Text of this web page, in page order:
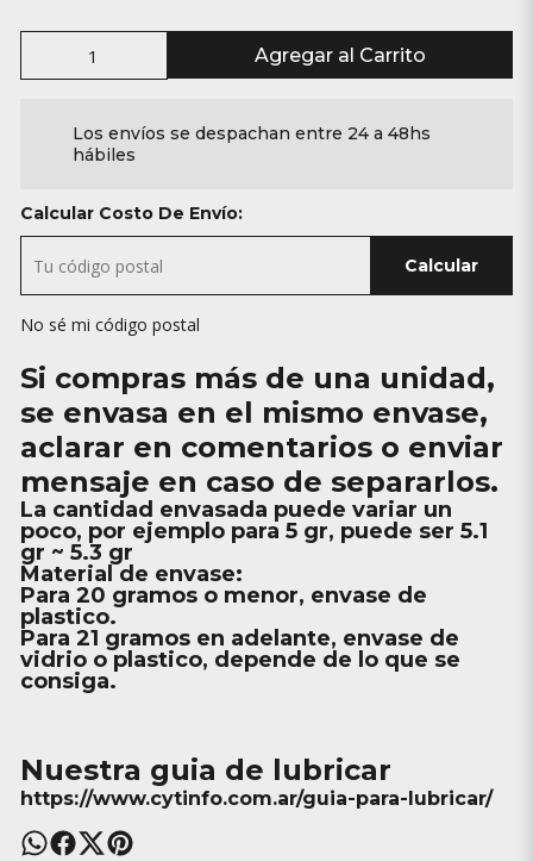
Agregar al Carrito
Los envíos se despachan entre 24 a 48hs
hábiles
Calcular Costo De Envío:
Calcular
No sé mi código postal
Si compras más de una unidad,
se envasa en el mismo envase,
aclarar en comentarios o enviar
mensaje en caso de separarlos.
La cantidad envasada puede variar un
poco, por ejemplo para 5 gr, puede ser 5.1
gr ~ 5.3 gr
Material de envase:
Para 20 gramos o menor, envase de
plastico.
Para 21 gramos en adelante, envase de
vidrio o plastico, depende de lo que se
consiga.
Nuestra guia de lubricar
https://www.cytinfo.com.ar/guia-para-lubricar/